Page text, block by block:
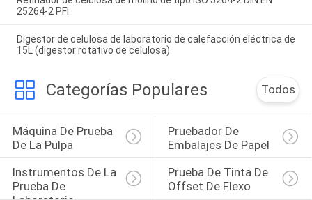
25264-2 PFI
Digestor de celulosa de laboratorio de calefacción eléctrica de
15L (digestor rotativo de celulosa)
Categorías Populares Todos
Máquina De Prueba
De La Pulpa
Pruebador De
Embalajes De Papel
Instrumentos De La
Prueba De
Prueba De Tinta De
Offset De Flexo